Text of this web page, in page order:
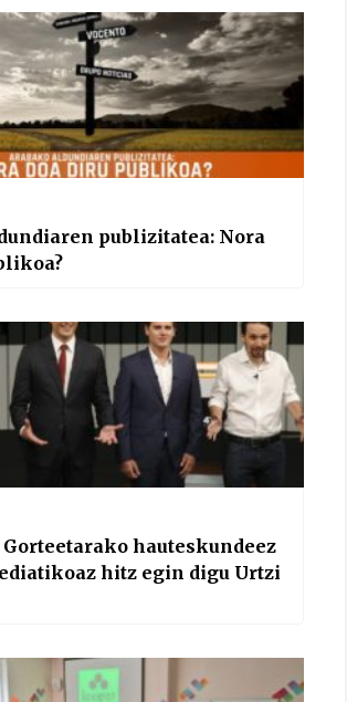
publizitatea: Nora
hauteskundeez
hitz egin digu Urtzi